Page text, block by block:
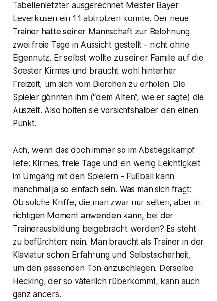
Tabellenletzter ausgerechnet Meister Bayer
Leverkusen ein 1:1 abtrotzen konnte. Der neue
Trainer hatte seiner Mannschaft zur Belohnung
zwei freie Tage in Aussicht gestellt - nicht ohne
Eigennutz. Er selbst wollte zu seiner Familie auf die
Soester Kirmes und braucht wohl hinterher
Freizeit, um sich vom Bierchen zu erholen. Die
Spieler gönnten ihm (“dem Alten”, wie er sagte) die
Auszeit. Also holten sie vorsichtshalber den einen
Punkt.
Ach, wenn das doch immer so im Abstiegskampf
liefe: Kirmes, freie Tage und ein wenig Leichtigkeit
im Umgang mit den Spielern - Fußball kann
manchmal ja so einfach sein. Was man sich fragt:
Ob solche Kniffe, die man zwar nur selten, aber im
richtigen Moment anwenden kann, bei der
Trainerausbildung beigebracht werden? Es steht
zu befürchten: nein. Man braucht als Trainer in der
Klaviatur schon Erfahrung und Selbstsicherheit,
um den passenden Ton anzuschlagen. Derselbe
Hecking, der so väterlich rüberkommt, kann auch
ganz anders.